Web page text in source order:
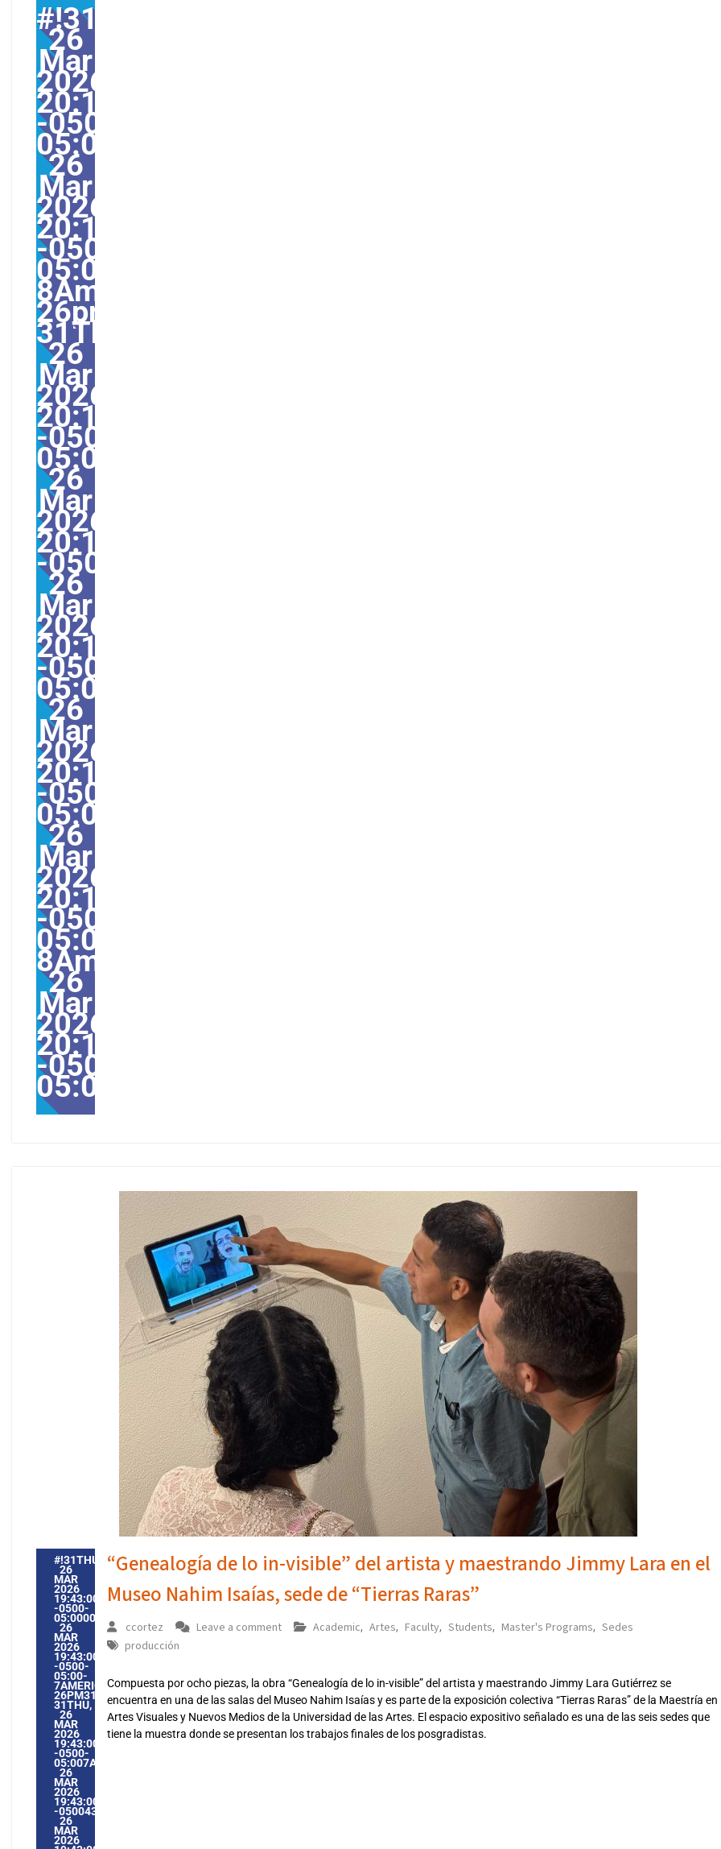
#!31Thu,
26
Mar
2026
20:17:00
-0500-
05:000031#31Thu,
26
Mar
2026
20:17:00
-0500-
05:00-
8America/Guayaquil3131America/
26pm31pm-
31Thu,
26
Mar
2026
20:17:00
-0500-
05:008America/Guayaquil3131America/
26
Mar
2026
20:17:00
-0500178173pmThursday=1010#!31Thu,
26
Mar
2026
20:17:00
-0500-
05:00America/Guayaquil3#26#!31Thu,
26
Mar
2026
20:17:00
-0500-
05:000031#/31Thu,
26
Mar
2026
20:17:00
-0500-
05:00-
8America/Guayaquil3131America/
26
Mar
2026
20:17:00
-0500-
05:00America/Guayaquil3#
#!31THU,
26
MAR
2026
19:43:00
-0500-
05:000031#31THU,
26
MAR
2026
19:43:00
-0500-
05:00-
7AMERICA/GUAYAQUIL3131AMERICA/GUAYAQUIL202631
26PM31PM-
31THU,
26
MAR
2026
19:43:00
-0500-
05:007AMERICA/GUAYAQUIL3131AMERICA/GUAYAQUIL2026312026THU,
26
MAR
2026
19:43:00
-0500437433PMTHURSDAY=1009#!31THU,
26
MAR
2026
“Genealogía de lo in-visible” del artista y maestrando Jimmy Lara en el
Museo Nahim Isaías, sede de “Tierras Raras”
ccortez Leave a comment Academic, Artes, Faculty, Students, Master's Programs, Sedes
producción
Compuesta por ocho piezas, la obra “Genealogía de lo in-visible” del artista y maestrando Jimmy Lara Gutiérrez se
encuentra en una de las salas del Museo Nahim Isaías y es parte de la exposición colectiva “Tierras Raras” de la Maestría en
Artes Visuales y Nuevos Medios de la Universidad de las Artes. El espacio expositivo señalado es una de las seis sedes que
tiene la muestra donde se presentan los trabajos finales de los posgradistas.